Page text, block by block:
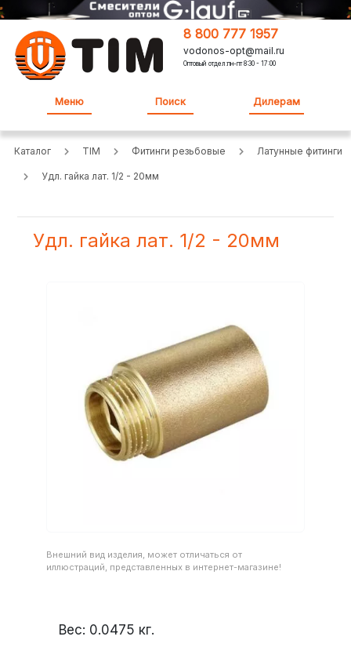
8 800 777 1957
vodonos-opt@mail.ru
Оптовый отдел:пн-пт 8:30 - 17:00
Меню Поиск Дилерам
Каталог TIM Фитинги резьбовые Латунные фитинги
Удл. гайка лат. 1/2 - 20мм
Удл. гайка лат. 1/2 - 20мм
Внешний вид изделия, может отличаться от
иллюстраций, представленных в интернет-магазине!
Вес: 0.0475 кг.